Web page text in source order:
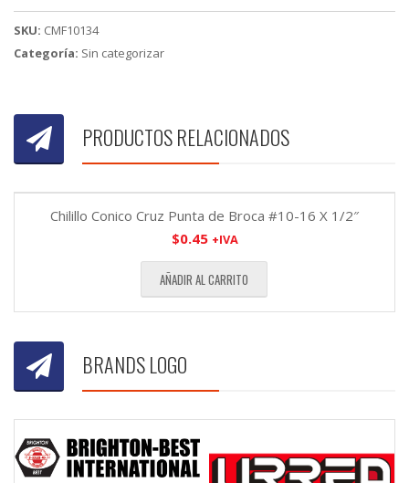
3/4"
cantidad
SKU: CMF10134
Categoría: Sin categorizar
PRODUCTOS RELACIONADOS
Chilillo Conico Cruz Punta de Broca #10-16 X 1/2″
$0.45 +IVA
AÑADIR AL CARRITO
BRANDS LOGO